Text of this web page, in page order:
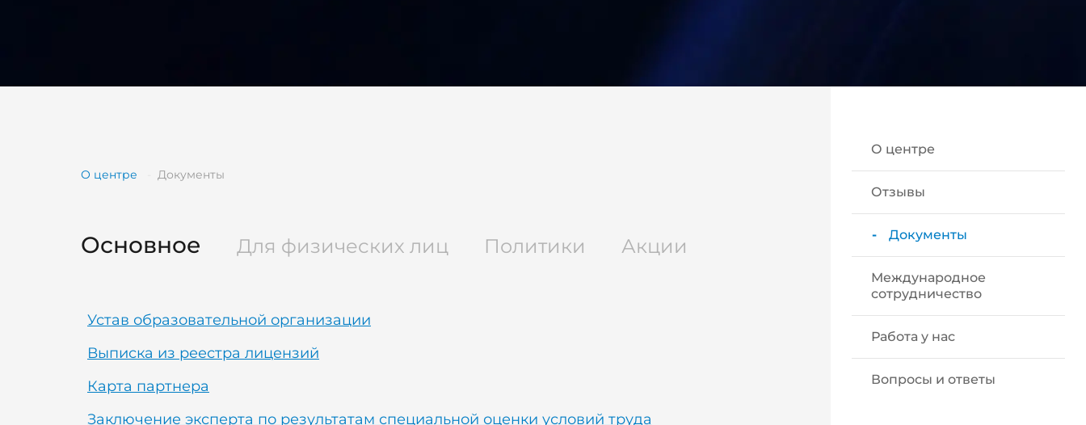
О центре
Отзывы
Документы
Международное
сотрудничество
Работа у нас
Вопросы и ответы
О центре Документы
Основное Для физических лиц Политики Акции
Устав образовательной организации
Выписка из реестра лицензий
Карта партнера
Заключение эксперта по результатам специальной оценки условий труда